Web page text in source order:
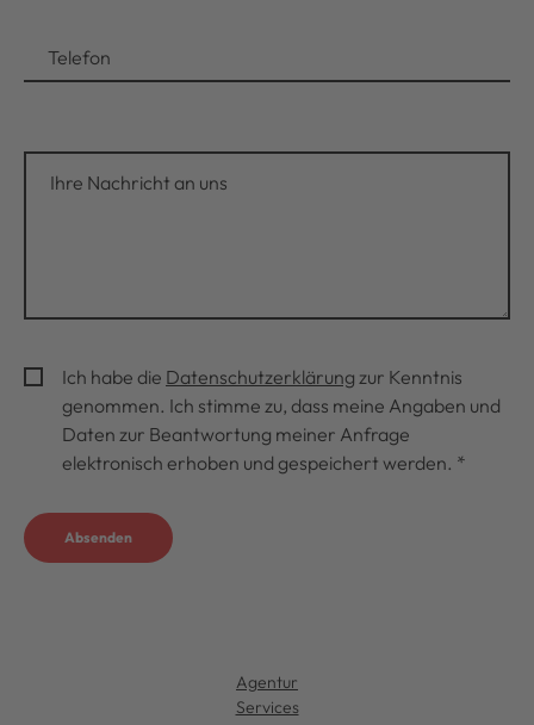
Telefon
Ich habe die Datenschutzerklärung zur Kenntnis
genommen. Ich stimme zu, dass meine Angaben und
Daten zur Beantwortung meiner Anfrage
elektronisch erhoben und gespeichert werden. *
Absenden
Agentur
Services